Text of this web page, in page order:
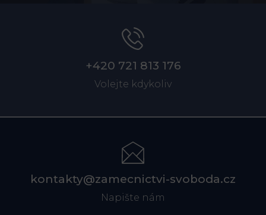
+420 721 813 176
Volejte kdykoliv
kontakty@zamecnictvi-svoboda.cz
Napište nám